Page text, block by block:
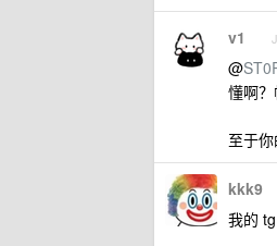
v1
@
懂啊
至于
kkk9
我的